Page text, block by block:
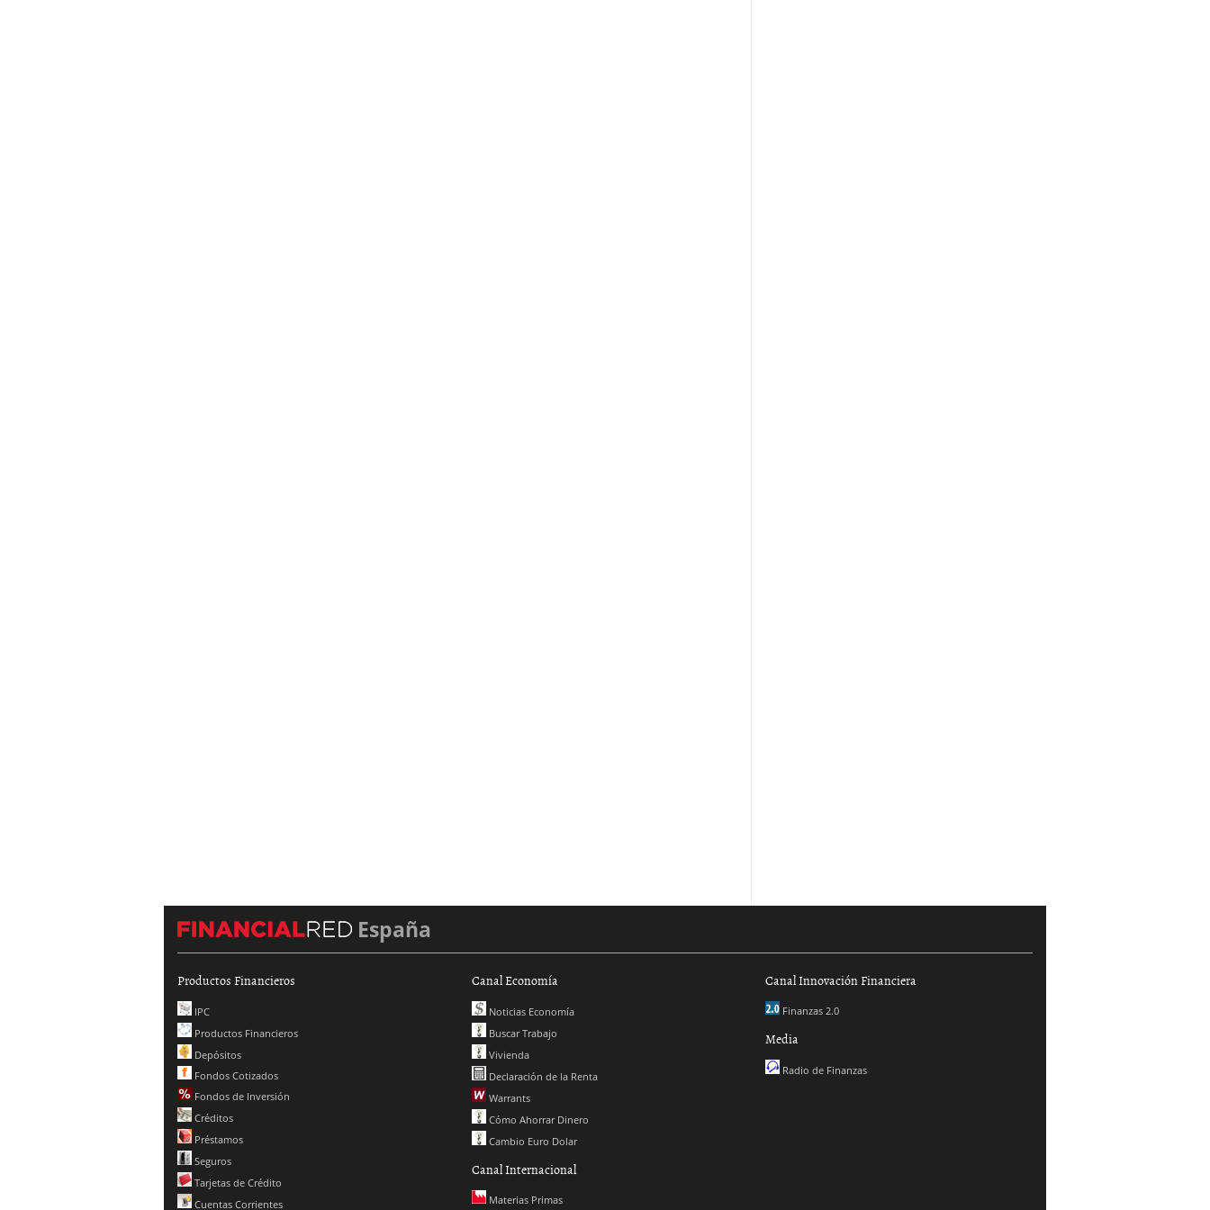
España
Productos Financieros
IPC
Productos Financieros
Depósitos
Fondos Cotizados
Fondos de Inversión
Créditos
Préstamos
Seguros
Tarjetas de Crédito
Cuentas Corrientes
Canal Economía
Noticias Economía
Buscar Trabajo
Vivienda
Declaración de la Renta
Warrants
Cómo Ahorrar Dinero
Cambio Euro Dolar
Canal Internacional
Materias Primas
Canal Innovación Financiera
Finanzas 2.0
Media
Radio de Finanzas